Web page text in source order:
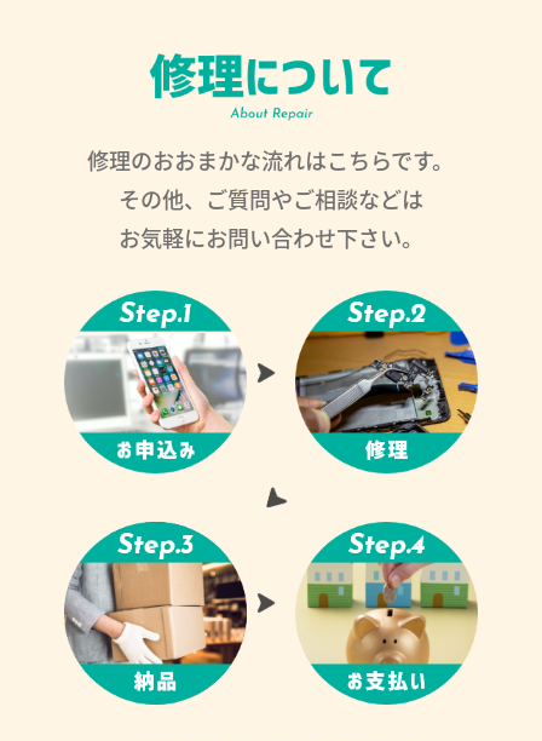
修理のおおまかな流れはこちらです。
その他、ご質問やご相談などは
お気軽にお問い合わせ下さい。